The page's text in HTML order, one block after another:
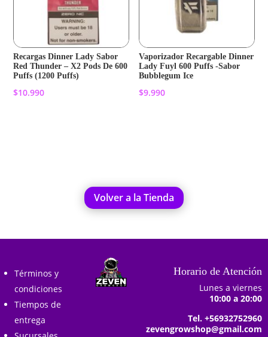
Recargas Dinner Lady Sabor
Red Thunder – X2 Pods De 600
Puffs (1200 Puffs)
$10.990
Vaporizador Recargable Dinner
Lady Fuyl 600 Puffs -Sabor
Bubblegum Ice
$9.990
Volver a la Tienda
Términos y
condiciones
Tiempos de
entrega
Horario de Atención
Lunes a viernes
10:00 a 20:00
Tel. +56932752960
zevengrowshop@gmail.com